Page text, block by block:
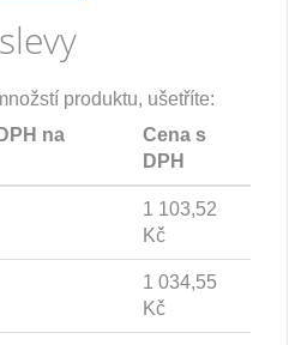
produktu, ušetříte:
na
Cena s
DPH
1 103,52
Kč
1 034,55
Kč